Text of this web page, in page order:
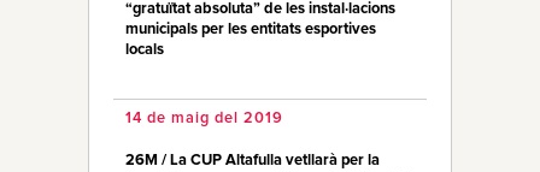
“gratuïtat absoluta” de les instal·lacions
municipals per les entitats esportives
locals
14 de maig del 2019
26M / La CUP Altafulla vetllarà per la